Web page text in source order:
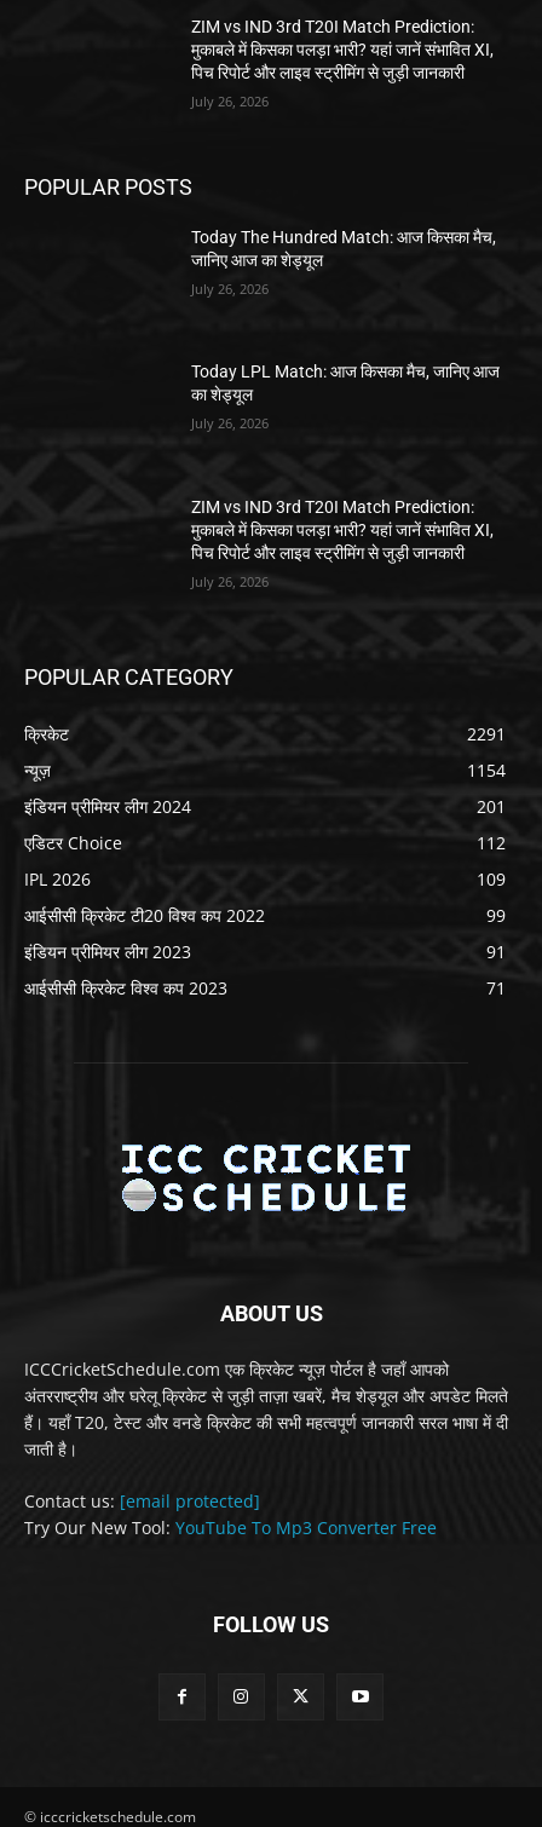
ZIM vs IND 3rd T20I Match Prediction:
मुकाबले में किसका पलड़ा भारी? यहां जानें संभावित XI,
पिच रिपोर्ट और लाइव स्ट्रीमिंग से जुड़ी जानकारी
July 26, 2026
POPULAR POSTS
Today The Hundred Match: आज किसका मैच,
जानिए आज का शेड्यूल
July 26, 2026
Today LPL Match: आज किसका मैच, जानिए आज
का शेड्यूल
July 26, 2026
ZIM vs IND 3rd T20I Match Prediction:
मुकाबले में किसका पलड़ा भारी? यहां जानें संभावित XI,
पिच रिपोर्ट और लाइव स्ट्रीमिंग से जुड़ी जानकारी
July 26, 2026
POPULAR CATEGORY
क्रिकेट
2291
न्यूज़
1154
इंडियन प्रीमियर लीग 2024
201
एडिटर Choice
112
IPL 2026
109
आईसीसी क्रिकेट टी20 विश्व कप 2022
99
इंडियन प्रीमियर लीग 2023
91
आईसीसी क्रिकेट विश्व कप 2023
71
ABOUT US
ICCCricketSchedule.com एक क्रिकेट न्यूज़ पोर्टल है जहाँ आपको
अंतरराष्ट्रीय और घरेलू क्रिकेट से जुड़ी ताज़ा खबरें, मैच शेड्यूल और अपडेट मिलते
हैं। यहाँ T20, टेस्ट और वनडे क्रिकेट की सभी महत्वपूर्ण जानकारी सरल भाषा में दी
जाती है।
Contact us: [email protected]
Try Our New Tool: YouTube To Mp3 Converter Free
FOLLOW US
© icccricketschedule.com